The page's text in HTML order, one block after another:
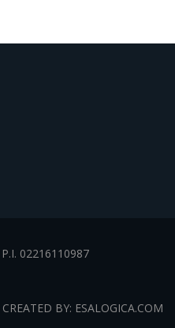
02216110987
CREATED BY: ESALOGICA.COM